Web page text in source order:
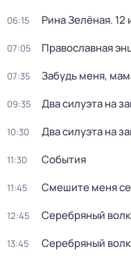
06:15 Рина Зелёная.
07:05 Православная
07:35 Забудь меня,
09:35 Два силуэта на
10:30 Два силуэта на
11:30 События
11:45 Смешите меня
12:45 Серебряный волк
13:45 Серебряный волк